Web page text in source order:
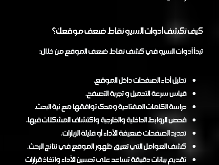
كيف تكشف أدوات السيو نقاط ضعف موقعك؟
تبدأ أدوات السيو في كشف نقاط ضعف الموقع من خلال:
تحليل أداء الصفحات داخل الموقع.
قياس سرعة التحميل و تجربة التصفح.
دراسة الكلمات المفتاحية ومدى توافقها مع نية البحث.
فحص الروابط الداخلية والخارجية واكتشاف المشكلات فيها.
تحديد الصفحات ضعيفة الأداء أو قليلة الزيارات.
كشف العوامل التي تعيق ظهور الموقع في نتائج البحث.
تقديم بيانات دقيقة تساعد على تحسين الأداء واتخاذ قرارات